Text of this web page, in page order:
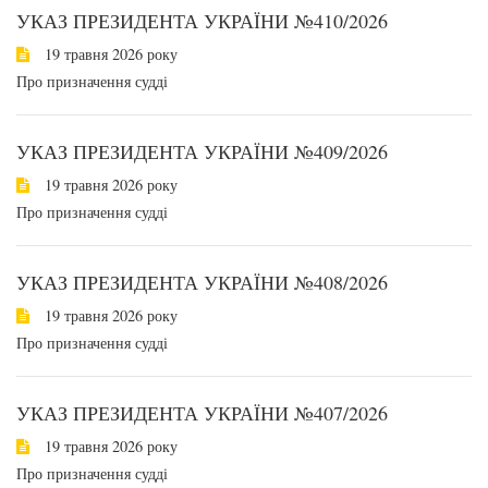
УКАЗ ПРЕЗИДЕНТА УКРАЇНИ №410/2026
19 травня 2026 року
Про призначення судді
УКАЗ ПРЕЗИДЕНТА УКРАЇНИ №409/2026
19 травня 2026 року
Про призначення судді
УКАЗ ПРЕЗИДЕНТА УКРАЇНИ №408/2026
19 травня 2026 року
Про призначення судді
УКАЗ ПРЕЗИДЕНТА УКРАЇНИ №407/2026
19 травня 2026 року
Про призначення судді